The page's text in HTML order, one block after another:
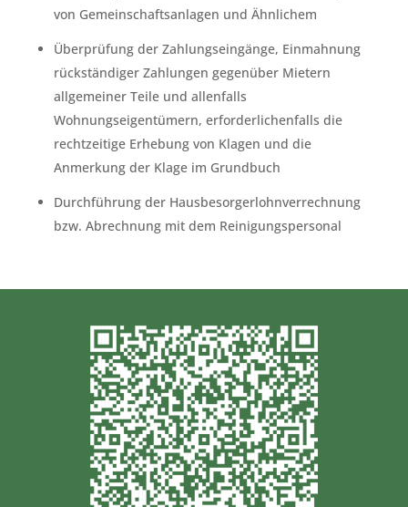
von Gemeinschaftsanlagen und Ähnlichem
Überprüfung der Zahlungseingänge, Einmahnung
rückständiger Zahlungen gegenüber Mietern
allgemeiner Teile und allenfalls
Wohnungseigentümern, erforderlichenfalls die
rechtzeitige Erhebung von Klagen und die
Anmerkung der Klage im Grundbuch
Durchführung der Hausbesorgerlohnverrechnung
bzw. Abrechnung mit dem Reinigungspersonal